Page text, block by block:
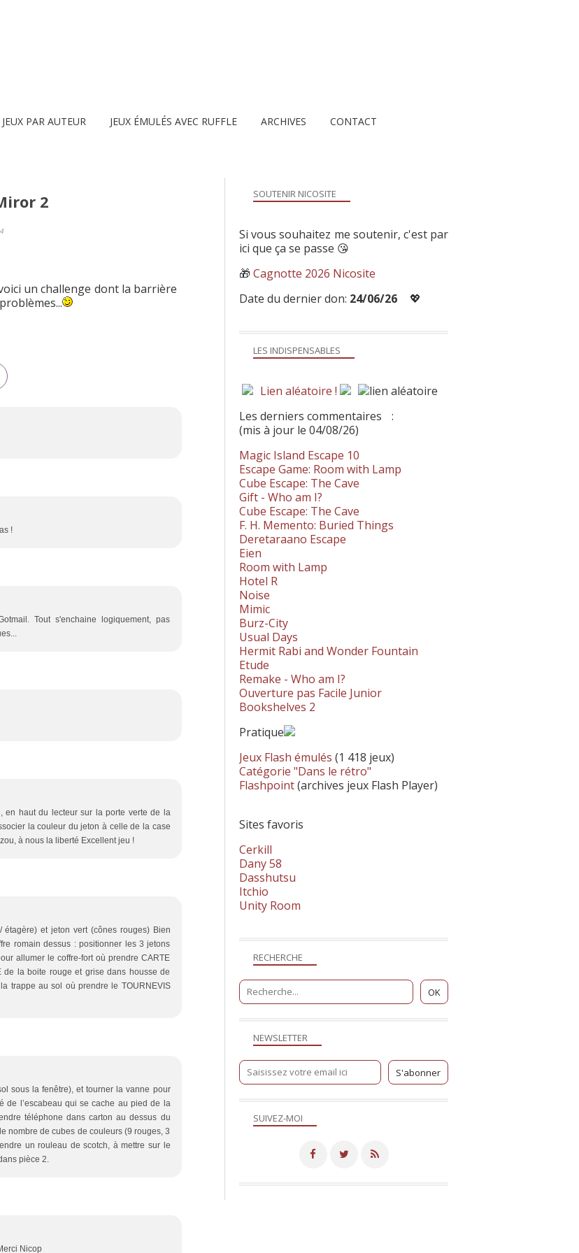
PAR AUTEUR JEUX ÉMULÉS AVEC RUFFLE ARCHIVES CONTACT
2
un challenge dont la barrière
!
Tout s'enchaine logiquement, pas
en haut du lecteur sur la porte verte de la
la couleur du jeton à celle de la case
à nous la liberté Excellent jeu !
et jeton vert (cônes rouges) Bien
romain dessus : positionner les 3 jetons
allumer le coffre-fort où prendre CARTE
de la boite rouge et grise dans housse de
trappe au sol où prendre le TOURNEVIS
sous la fenêtre), et tourner la vanne pour
de l’escabeau qui se cache au pied de la
téléphone dans carton au dessus du
nombre de cubes de couleurs (9 rouges, 3
un rouleau de scotch, à mettre sur le
pièce 2.
Nicop
NEWSLETTER
SUIVEZ-MOI
RECHERCHE
LES INDISPENSABLES
Lien aléatoire !
Les derniers commentaires
:
(mis à jour le 04/08/26)
Magic Island Escape 10
Escape Game: Room with Lamp
Cube Escape: The Cave
Gift - Who am I?
Cube Escape: The Cave
F. H. Memento: Buried Things
Deretaraano Escape
Eien
Room with Lamp
Hotel R
Noise
Mimic
Burz-City
Usual Days
Hermit Rabi and Wonder Fountain
Etude
Remake - Who am I?
Ouverture pas Facile Junior
Bookshelves 2
Pratique
Jeux Flash émulés (1 418 jeux)
Catégorie "Dans le rétro"
Flashpoint(archives jeux Flash Player)
Sites favoris
Cerkill
Dany 58
Dasshutsu
Itchio
Unity Room
SOUTENIR NICOSITE
Si vous souhaitez me soutenir, c'est par
ici que ça se passe 😘
🎁 Cagnotte 2026 Nicosite
Date du dernier don: 24/06/26 💖